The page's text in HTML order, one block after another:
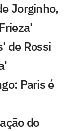
Jorginho,
de Rossi
Paris é
do